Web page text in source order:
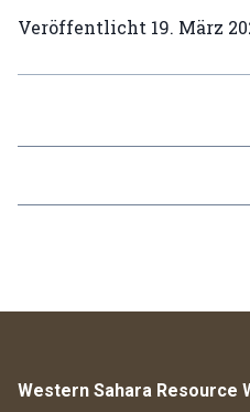
Veröffentlicht 19. März
Western Sahara Resource